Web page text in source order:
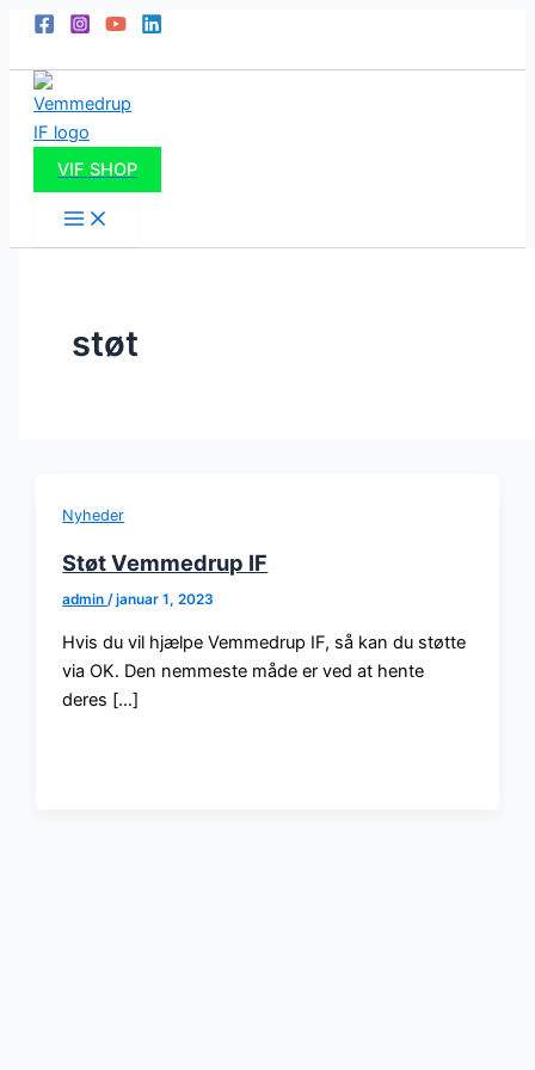
indholdet
VIF SHOP
støt
Nyheder
Støt Vemmedrup IF
admin/januar 1, 2023
Hvis du vil hjælpe Vemmedrup IF, så kan du støtte
via OK. Den nemmeste måde er ved at hente
deres […]